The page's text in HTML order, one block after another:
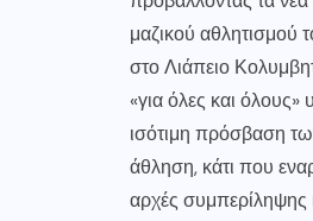
μαζικού αθλητισμού
στο Λιάπειο
«για όλες και όλους»
ισότιμη πρόσβαση
άθληση, κάτι που
αρχές συμπερίληψης